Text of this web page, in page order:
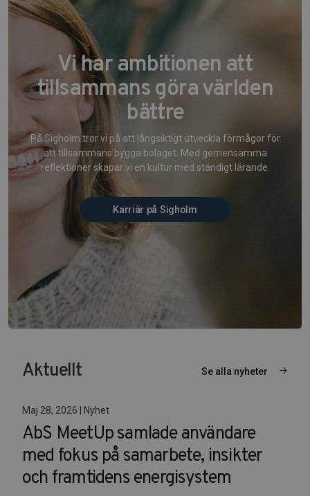
Vi har ambitionen att
tillsammans göra världen
bättre
På Sigholm tror vi på att långsiktigt utveckla förmågor för
att tillsammans bygga bolaget. Med gemensamma
reflektioner skapar vi en kultur med ständigt lärande.
Karriär på Sigholm
Aktuellt Se alla nyheter
Maj 28, 2026 | Nyhet
AbS MeetUp samlade användare
med fokus på samarbete, insikter
och framtidens energisystem